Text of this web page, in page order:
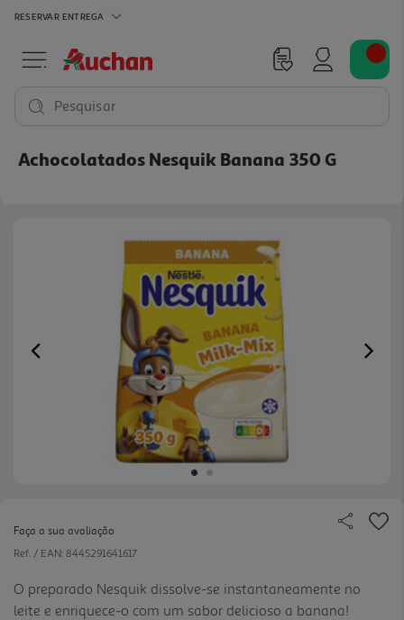
RESERVAR ENTREGA
Pesquisar
Achocolatados Nesquik Banana 350 G
Previous
Faça a sua avaliação
Ref. / EAN: 8445291641617
O preparado Nesquik dissolve-se instantaneamente no
leite e enriquece-o com um sabor delicioso a banana!